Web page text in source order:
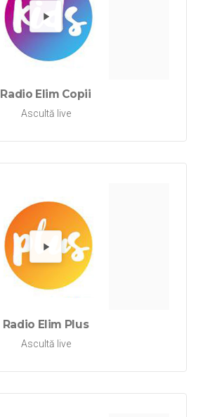
Redă
Radio Elim Copii
Ascultă live
Redă
Radio Elim Plus
Ascultă live